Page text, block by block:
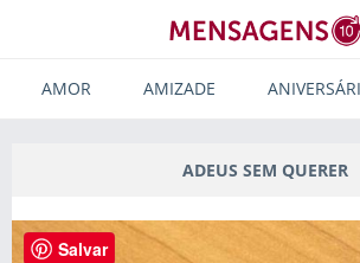
AMOR AMIZADE
ADEUS SEM QUERER
Salvar